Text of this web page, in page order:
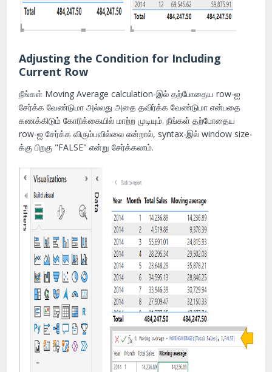
Adjusting the Condition for Including
Current Row
நீங்கள் Moving Average calculation-இல் தற்போதைய row-ஐ
சேர்க்க வேண்டுமா அல்லது அதை தவிர்க்க வேண்டுமா என்பதை
கணக்கிடும் கோரிக்கையில் மாற்ற முடியும். நீங்கள் தற்போதைய
row-ஐ சேர்க்க விரும்பவில்லை என்றால், syntax-இல் window size-
க்கு பிறகு "FALSE" என்று சேர்க்கலாம்.